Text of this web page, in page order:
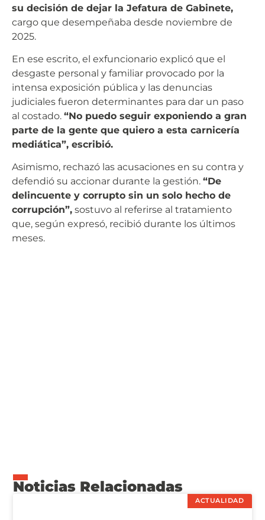
su decisión de dejar la Jefatura de Gabinete,
cargo que desempeñaba desde noviembre de
2025.
En ese escrito, el exfuncionario explicó que el
desgaste personal y familiar provocado por la
intensa exposición pública y las denuncias
judiciales fueron determinantes para dar un paso
al costado. “No puedo seguir exponiendo a gran
parte de la gente que quiero a esta carnicería
mediática”, escribió.
Asimismo, rechazó las acusaciones en su contra y
defendió su accionar durante la gestión. “De
delincuente y corrupto sin un solo hecho de
corrupción”, sostuvo al referirse al tratamiento
que, según expresó, recibió durante los últimos
meses.
Noticias Relacionadas
ACTUALIDAD